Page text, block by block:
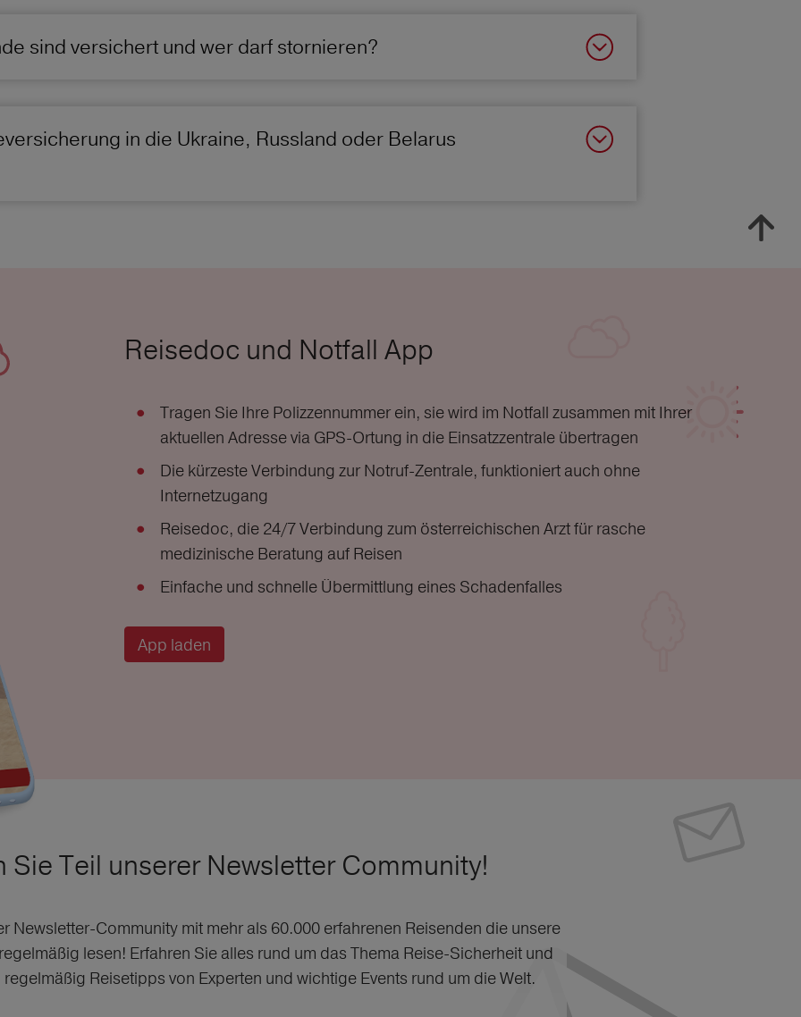
sind versichert und wer darf stornieren?
in die Ukraine, Russland oder Belarus
Reisedoc und Notfall App
Tragen Sie Ihre Polizzennummer ein, sie wird im Notfall zusammen mit Ihrer
aktuellen Adresse via GPS-Ortung in die Einsatzzentrale übertragen
Die kürzeste Verbindung zur Notruf-Zentrale, funktioniert auch ohne
Internetzugang
Reisedoc, die 24/7 Verbindung zum österreichischen Arzt für rasche
medizinische Beratung auf Reisen
Einfache und schnelle Übermittlung eines Schadenfalles
App laden
Sie Teil unserer Newsletter Community!
Newsletter-Community mit mehr als 60.000 erfahrenen Reisenden die unsere
lesen! Erfahren Sie alles rund um das Thema Reise-Sicherheit und
Reisetipps von Experten und wichtige Events rund um die Welt.